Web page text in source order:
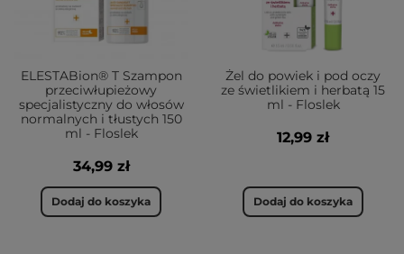
ELESTABion® T Szampon
przeciwłupieżowy
specjalistyczny do włosów
normalnych i tłustych 150
ml - Floslek
34,99 zł
Dodaj do koszyka
Żel do powiek i pod oczy
ze świetlikiem i herbatą 15
ml - Floslek
12,99 zł
Dodaj do koszyka